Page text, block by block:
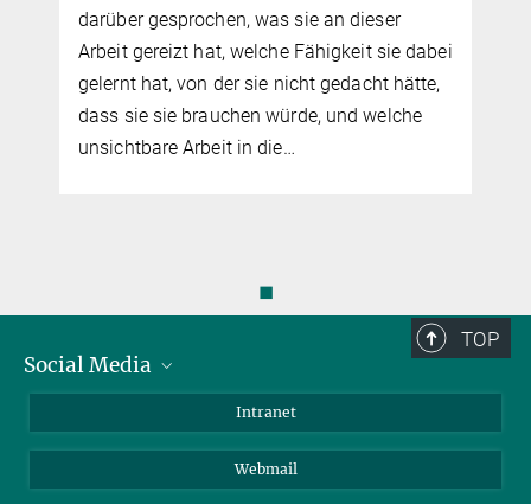
darüber gesprochen, was sie an dieser
Arbeit gereizt hat, welche Fähigkeit sie dabei
gelernt hat, von der sie nicht gedacht hätte,
dass sie sie brauchen würde, und welche
unsichtbare Arbeit in die…
◼
TOP
Social Media
Intranet
Webmail